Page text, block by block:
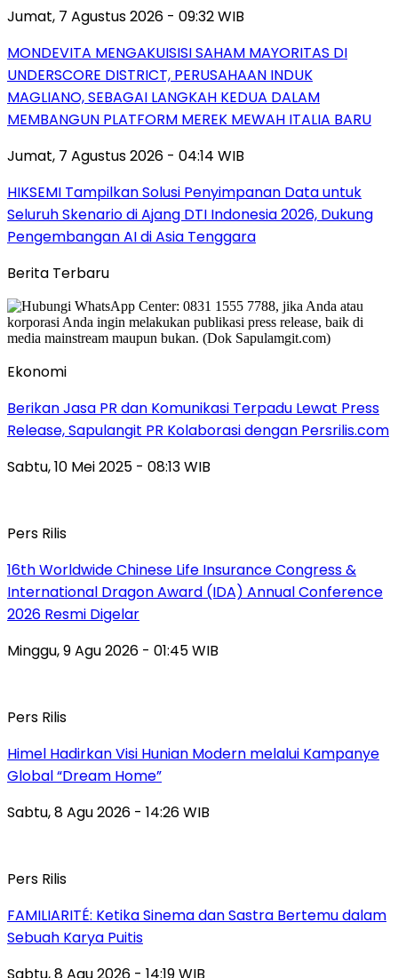
Jumat, 7 Agustus 2026 - 09:32 WIB
MONDEVITA MENGAKUISISI SAHAM MAYORITAS DI
UNDERSCORE DISTRICT, PERUSAHAAN INDUK
MAGLIANO, SEBAGAI LANGKAH KEDUA DALAM
MEMBANGUN PLATFORM MEREK MEWAH ITALIA BARU
Jumat, 7 Agustus 2026 - 04:14 WIB
HIKSEMI Tampilkan Solusi Penyimpanan Data untuk
Seluruh Skenario di Ajang DTI Indonesia 2026, Dukung
Pengembangan AI di Asia Tenggara
Berita Terbaru
Ekonomi
Berikan Jasa PR dan Komunikasi Terpadu Lewat Press
Release, Sapulangit PR Kolaborasi dengan Persrilis.com
Sabtu, 10 Mei 2025 - 08:13 WIB
Pers Rilis
16th Worldwide Chinese Life Insurance Congress &
International Dragon Award (IDA) Annual Conference
2026 Resmi Digelar
Minggu, 9 Agu 2026 - 01:45 WIB
Pers Rilis
Himel Hadirkan Visi Hunian Modern melalui Kampanye
Global “Dream Home”
Sabtu, 8 Agu 2026 - 14:26 WIB
Pers Rilis
FAMILIARITÉ: Ketika Sinema dan Sastra Bertemu dalam
Sebuah Karya Puitis